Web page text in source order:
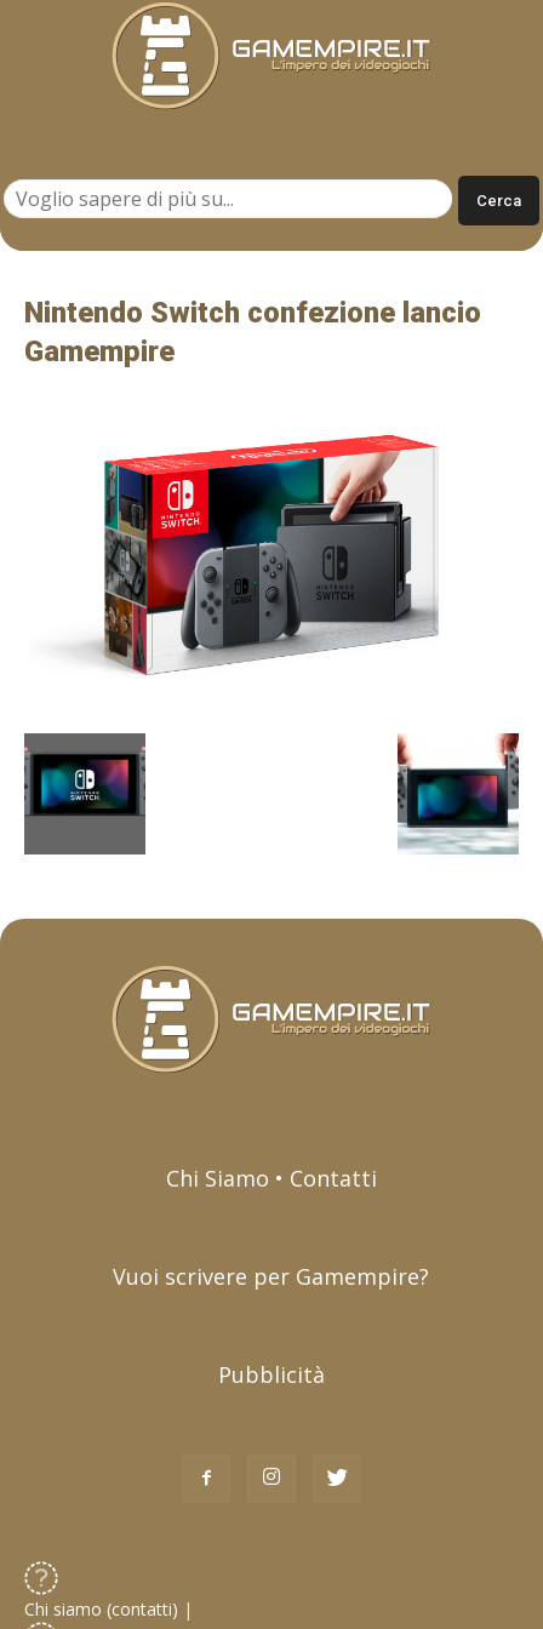
Nintendo Switch confezione lancio
Gamempire
Chi Siamo • Contatti
Vuoi scrivere per Gamempire?
Pubblicità
Chi siamo (contatti) |